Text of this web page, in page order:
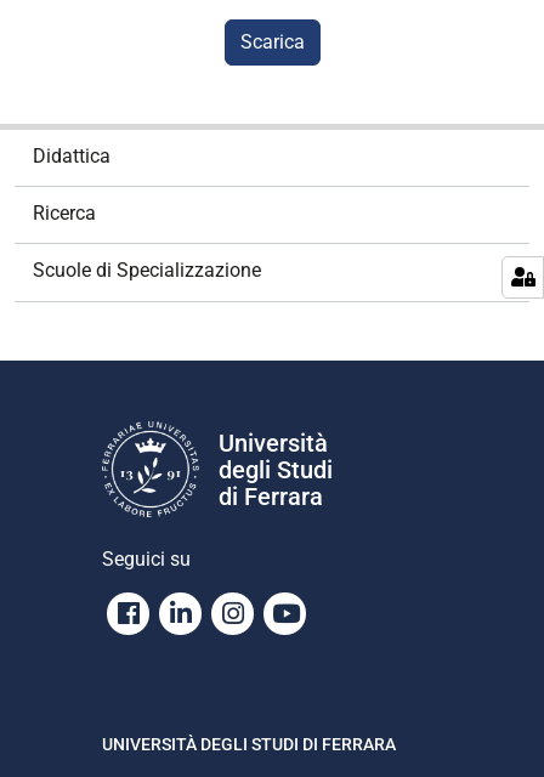
Scarica
Didattica
Ricerca
Scuole di Specializzazione
Università
degli Studi
di Ferrara
Seguici su
Facebook
LinkedinInstagram
Youtube
UNIVERSITÀ DEGLI STUDI DI FERRARA